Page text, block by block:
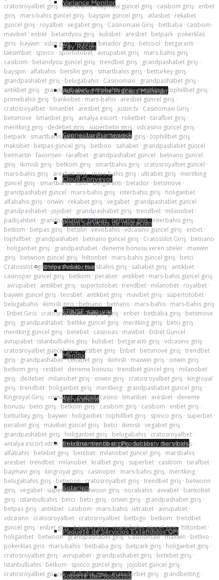
Variance Monitor
Pay Recon
Advanced Time Process Manager
Connector Framework
Cloud Conveyor
Prism Servicios de migración
Otros Productos
EPIUSE-sap-var
Mendix
ServiceNow
Entrenamiento en Productos y Servicios
Soterion
Paquete de Servicios Extendidos QM
Soporte de Productos
cratosroyalbet giriş · marsbahis·baymavi güncel giriş · casibom giriş · enbet
giriş · mars-bahis güncel giriş · bayspin güncel giriş · atlasbet · rekabet
güncel giriş · royalbet · vegabet giriş · Casinomaxi Giriş · betbaba · casibom ·
mavibet · enbet · betandyou giriş · kulisbet · aresbet · betpark · pokerklas
giris · baywin · xslot giriş·mrking· betador giriş · betcool · betgaranti ·
taksimbet · spinco · sportotobet·avrupabet giriş · mars-bahis giriş ·
casibom · betandyou güncel giriş · trendbet giriş · grandpashabet giriş ·
bayspin · alfabahis · betsilin giriş · smartbahis giriş · betturkey giriş ·
grandpashabet giriş · belugabahis · Casinomaxi · grandpashabet giriş ·
antikbet giriş · grandpashabet·vevobahis giriş·meritking·tophillbet giriş ·
primebahis giriş · bankobet · mars-bahis · aresbet güncel giriş ·
cratosroyalbet · limanbet · aresbet giriş · justin tv · Casinomaxi Giriş ·
betsmove · limanbet giriş · antalya escort · roketbet · tarafbet giriş ·
meritking giriş · dedebet giriş · superbetin giriş · vdcasino güncel giriş ·
betpark · smartbahis giriş·pokerklas·kulisbet giriş · tophillbet giriş ·
maksibet · betpas güncel giriş · betboo · sahabet · grandpashabet güncel ·
betmartin · favorisen · tarafbet · grandpashabet güncel · betnano güncel
giriş · ikimisli giriş · betkom giriş · smartbahis giriş · cratosroyalbet güncel ·
mars-bahis giriş · aresbet giriş·mars-bahis giriş · ultrabet giriş · meritking
güncel giriş · smartbahis·xslot·betgaranti · betador · betsmove ·
grandpashabet güncel · mars-bahis giriş · interbahis giriş · holiganbet ·
alfabahis giriş · onwin · rekabet giriş · vegabet · grandpashabet güncel ·
grandpashabet · jojobet · grandpashabet giriş · trendbet · milanobet ·
padişahbet · grandpashabet·betpas·betnano giriş·interbahis giriş ·
betkom · betpas giriş·betsilin·vevobahis·vdcasino güncel giriş · enbet ·
tophillbet · grandpashabet · betnano güncel giriş · Cratosslot Giriş · betnano
· holiganbet giriş · grandpashabet · deneme bonusu veren siteler · maxwin
giriş · betwoon güncel giriş · hiltonbet · mars-bahis güncel giriş · betci ·
Cratosslot·grandpashabet·marsbahis giriş · sahabet giriş · antikbet ·
casinoper güncel giriş · betkom · perabet · antikbet · mars-bahis güncel giriş
· avrupabet · antikbet giriş · supertotobet · trendbet · milanobet · royalbet ·
baywin güncel giriş · teosbet · antikbet giriş · mavibet giriş · süpertotobet ·
belugabahis · ikimisli giriş · betnano · betnano · mars-bahis · mars-bahis giriş
· Enbet Giris · cratosroyalbet·betper giriş · enbet · betbaba giriş · betsmove
giriş · grandpashabet · betlike güncel giriş · meritking giriş · betci giriş ·
meritking güncel giriş · betebet · casinoas · mavibet · Enbet Guncel ·
avrupabet · istanbulbahis giriş · kulisbet · betgaranti giriş · vdcasino giriş ·
cratosroyalbet güncel giriş·restbet giriş · Enbet · betsmove giriş · trendbet
giriş · grandpashabet·celtabet giriş · ikimisli · maxwin giriş · onwin giriş ·
betkom giriş · restbet · deneme bonusu · trendbet güncel giriş · milanobet
giriş · dedebet · milanobet giriş · onwin giriş · cratosroyalbet giriş · kingroyal
giriş · trendbet · holiganbet giriş · meritking · grandpashabet güncel giriş ·
Kingroyal Giriş · romabet·piabellacasino · limanbet · aresbet · deneme
bonusu · betci giriş · betkom giriş · casibom giriş · casibom · enbet giriş ·
betturkey giriş · baywin · holiganbet · tophillbet giriş · spinco giriş · süperbet ·
perabet giriş · mavibet güncel giriş · betci · ikimisli · vegabet giriş ·
grandpashabet giriş · holiganbet giriş · belugabahis · cratosroyalbet ·
antalya escort vitrin · trendbet·trendbet giriş·sahabet· mars-bahis ·
alfabahis · betebet giriş · betebet · milanobet güncel giriş · marsbahis ·
aresbet · trendbet · milanobet · kralbet giriş · superbet · casibom · tarafbet ·
baymavi giriş · kingroyal giriş · casinoper · mars-bahis giriş · meritking ·
belugabahis giriş · betwoon · cratosroyalbet giriş · trendbet giriş · betwoon
giriş · vegabet · süperbetin·betwoon giriş · norabahis · avvabet · bankobet
giriş · istanbulbahis · betci · betci giriş · onwin giriş · grandpashabet giriş ·
betpas giriş · antikbet · casibom · mars-bahis · ultrabet · avrupabet ·
vdcasino · cratosroyalbet · cratosroyalbet · betbigo · betkom · trendbet
güncel giriş · enbet giriş·bayspin giriş·mars-bahis güncel giriş· hiltonbet ·
holiganbet · betwoon·grandpashabet giriş·Casinomaxi·maxwin · betlivo ·
pokerklas giris · mars-bahis · betbaba giriş · betpark giriş · holiganbet giriş ·
cratosroyalbet giriş · avrupabet · grandpashabet giriş · betebet giriş ·
istanbulbahis · betkom · spinco güncel giriş · jojobet güncel giriş ·
cratosroyalbet güncel·alfabahis giriş·matadorbet giriş · grandbetting ·